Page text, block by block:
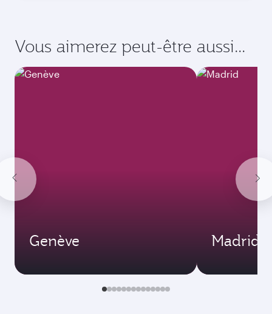
Vous aimerez peut-être aussi...
Genève Madrid